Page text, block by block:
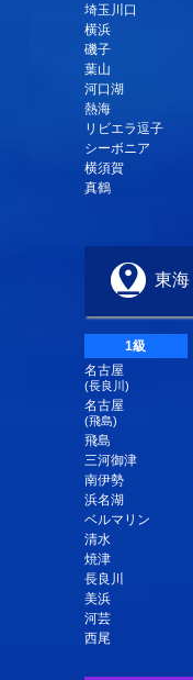
埼玉川口
横浜
磯子
葉山
河口湖
熱海
リビエラ逗子
シーボニア
横須賀
真鶴
東海
1級
名古屋
(長良川)
名古屋
(飛島)
飛島
三河御津
南伊勢
浜名湖
ベルマリン
清水
焼津
長良川
美浜
河芸
西尾